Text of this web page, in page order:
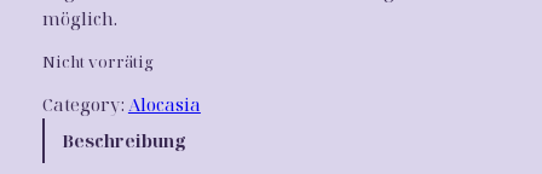
möglich.
Nicht vorrätig
Category: Alocasia
Beschreibung